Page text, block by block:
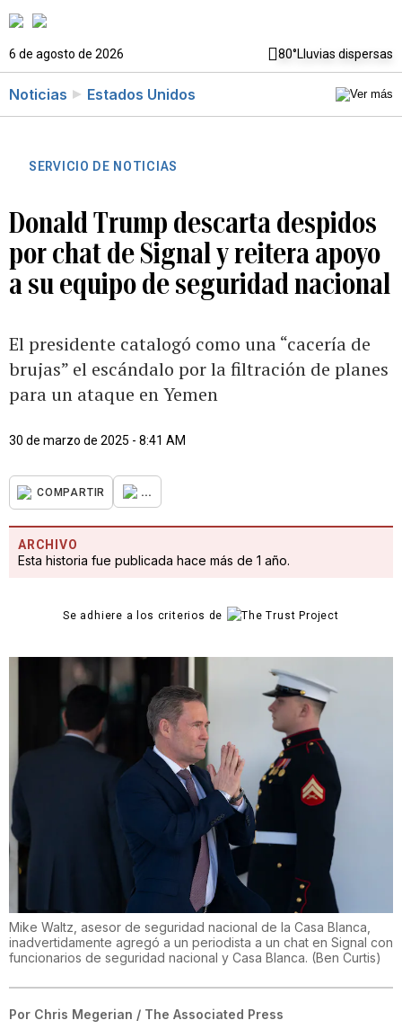
6 de agosto de 2026 80°Lluvias dispersas
Noticias Estados Unidos
SERVICIO DE NOTICIAS
Donald Trump descarta despidos
por chat de Signal y reitera apoyo
a su equipo de seguridad nacional
El presidente catalogó como una “cacería de
brujas” el escándalo por la filtración de planes
para un ataque en Yemen
30 de marzo de 2025 - 8:41 AM
COMPARTIR ...
ARCHIVO
Esta historia fue publicada hace más de 1 año.
Se adhiere a los criterios de
Mike Waltz, asesor de seguridad nacional de la Casa Blanca,
inadvertidamente agregó a un periodista a un chat en Signal con
funcionarios de seguridad nacional y Casa Blanca. (Ben Curtis)
Por Chris Megerian / The Associated Press